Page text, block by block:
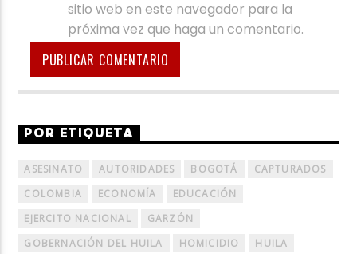
sitio web en este navegador para la
próxima vez que haga un comentario.
POR ETIQUETA
ASESINATO AUTORIDADES BOGOTÁ
CAPTURADOS
COLOMBIA
ECONOMÍA
EDUCACIÓN
EJERCITO NACIONAL
GARZÓN
GOBERNACIÓN DEL HUILA
HOMICIDIO HUILA